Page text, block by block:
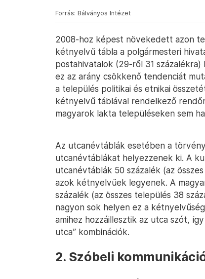
Forrás: Bálványos Intézet
2008-hoz képest növekedett azon
kétnyelvű tábla a polgármesteri
postahivatalok (29-ről 31
ez az arány csökkenő tendenciát
a település politikai és etnikai
kétnyelvű táblával rendelkező
magyarok lakta településeken sem
Az utcanévtáblák esetében a
utcanévtáblákat helyezzenek ki. A
utcanévtáblák 50 százalék (az
azok kétnyelvűek legyenek. A
százalék (az összes település 38
nagyon sok helyen ez a
amihez hozzáillesztik az utca szót,
utca” kombinációk.
2. Szóbeli